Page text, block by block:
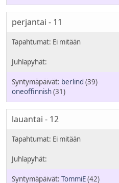
perjantai - 11
berlind (39)
oneoffinnish(31)
lauantai - 12
TommiE(42)